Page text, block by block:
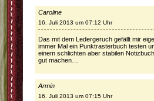
Caroline
16. Juli 2013 um 07:12 Uhr
Das mit dem Ledergeruch gefällt mir
immer Mal ein Punktrasterbuch testen
einem schlichten aber stabilen
gut machen…
Armin
16. Juli 2013 um 07:15 Uhr